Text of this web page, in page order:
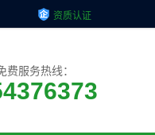
资质认证
费服务热线：